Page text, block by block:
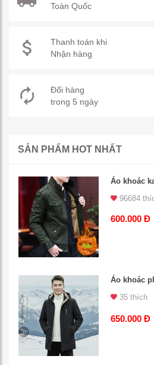
Toàn Quốc
Thanh toán khi
Nhận hàng
Đổi hàng
trong 5 ngày
SẢN PHẨM HOT NHẤT
Áo khoác
96684
600.000 Đ
Áo khoác
35 thích
650.000 Đ